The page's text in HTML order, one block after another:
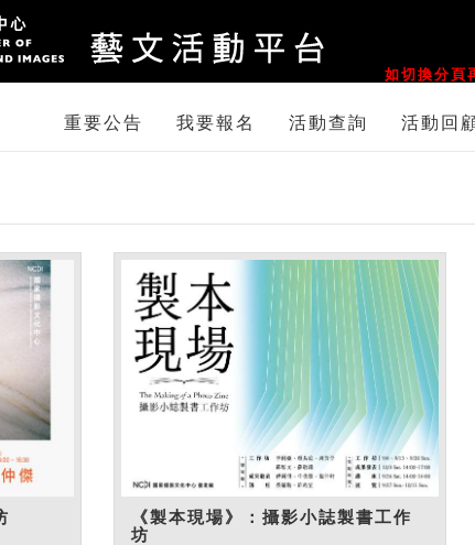
如切換分頁
重要公告 我要報名 活動查詢 活動回
《製本現場》：攝影小誌製書工作
坊